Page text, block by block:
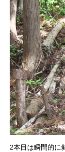
2本目は瞬間的に